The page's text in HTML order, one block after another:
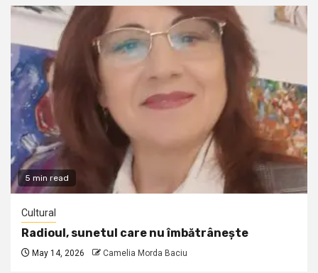
5 min read
Cultural
Radioul, sunetul care nu îmbătrânește
May 14, 2026 Camelia Morda Baciu